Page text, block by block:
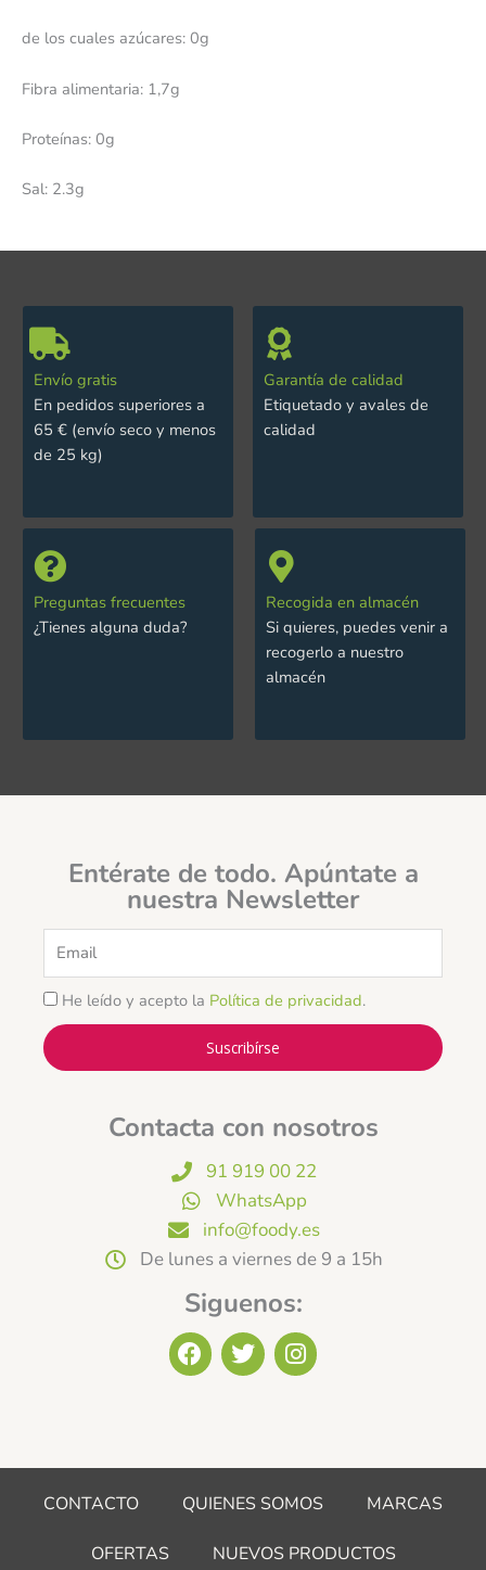
de los cuales azúcares: 0g
Fibra alimentaria: 1,7g
Proteínas: 0g
Sal: 2.3g
Envío gratis
En pedidos superiores a
65 € (envío seco y menos
de 25 kg)
Garantía de calidad
Etiquetado y avales de
calidad
Preguntas frecuentes
¿Tienes alguna duda?
Recogida en almacén
Si quieres, puedes venir a
recogerlo a nuestro
almacén
Entérate de todo. Apúntate a
nuestra Newsletter
He leído y acepto la Política de privacidad.
Suscribírse
Contacta con nosotros
91 919 00 22
WhatsApp
info@foody.es
De lunes a viernes de 9 a 15h
Siguenos:
F
a
o
k
T
w
e
I
n
g
a
CONTACTO QUIENES SOMOS MARCAS
OFERTAS NUEVOS PRODUCTOS